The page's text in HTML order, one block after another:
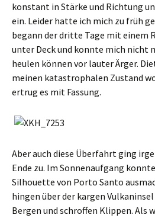
konstant in Stärke und Richtung
ein. Leider hatte ich mich zu früh
begann der dritte Tage mit einem
unter Deck und konnte mich nicht
heulen können vor lauter Ärger.
meinen katastrophalen Zustand
ertrug es mit Fassung.
Aber auch diese Überfahrt ging
Ende zu. Im Sonnenaufgang
Silhouette von Porto Santo
hingen über der kargen
Bergen und schroffen Klippen. Als